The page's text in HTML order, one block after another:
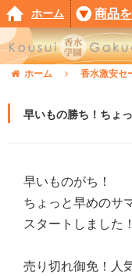
ホーム 商品
ホーム 香水激安セ
早いもの勝ち！ちょ
早いものがち！
ちょっと早めのサ
スタートしました！
売り切れ御免！人